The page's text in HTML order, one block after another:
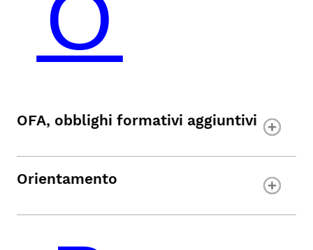
OFA, obblighi formativi aggiuntivi
Orientamento